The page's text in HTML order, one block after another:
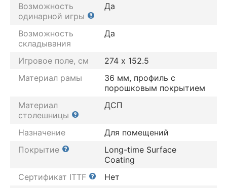
Возможность
одинарной игры
Да
Возможность
складывания
Да
Игровое поле, см
274 х 152.5
Материал рамы
36 мм, профиль с
порошковым покрытием
Материал
столешницы
ДСП
Назначение
Для помещений
Покрытие
Long-time Surface
Coating
Сертификат ITTF
Нет